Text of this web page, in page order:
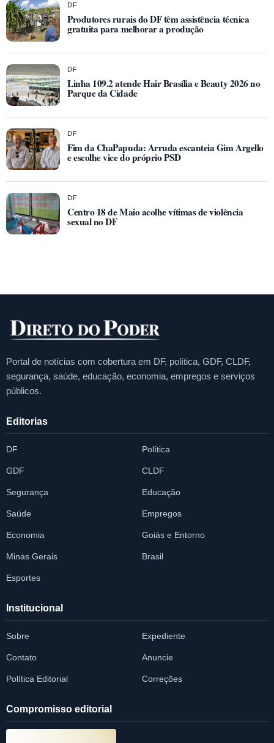
DF
Produtores rurais do DF têm assistência técnica
gratuita para melhorar a produção
DF
Linha 109.2 atende Hair Brasília e Beauty 2026 no
Parque da Cidade
DF
Fim da ChaPapuda: Arruda escanteia Gim Argello
e escolhe vice do próprio PSD
DF
Centro 18 de Maio acolhe vítimas de violência
sexual no DF
Portal de notícias com cobertura em DF, política, GDF, CLDF,
segurança, saúde, educação, economia, empregos e serviços
públicos.
Editorias
DF Política
GDF CLDF
Segurança Educação
Saúde Empregos
Economia Goiás e Entorno
Minas Gerais Brasil
Esportes
Institucional
Sobre Expediente
Contato Anuncie
Política Editorial Correções
Compromisso editorial